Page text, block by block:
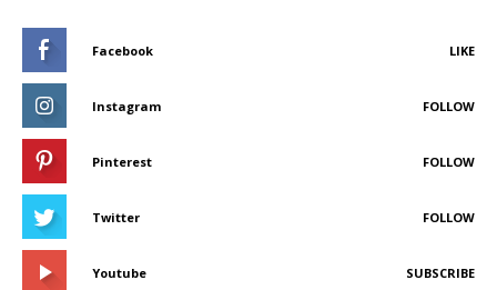
Facebook LIKE
Instagram FOLLOW
Pinterest FOLLOW
Twitter FOLLOW
Youtube SUBSCRIBE